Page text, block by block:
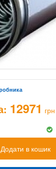
12971 грн
Додати в кошик